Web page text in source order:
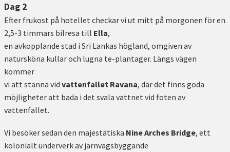
Dag 2
Efter frukost på hotellet checkar vi ut mitt på morgonen för en
2,5-3 timmars bilresa till Ella,
en avkopplande stad i Sri Lankas högland, omgiven av
natursköna kullar och lugna te-plantager. Längs vägen
kommer
vi att stanna vid vattenfallet Ravana, där det finns goda
möjligheter att bada i det svala vattnet vid foten av
vattenfallet.
Vi besöker sedan den majestätiska Nine Arches Bridge, ett
kolonialt underverk av järnvägsbyggande